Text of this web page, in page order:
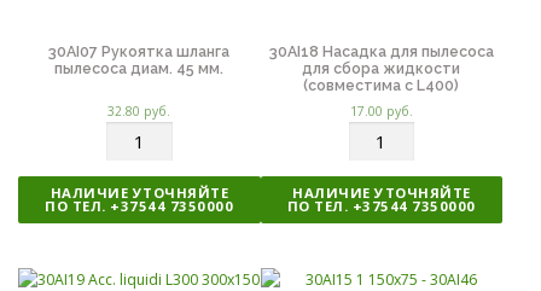
30AI07 Рукоятка шланга
пылесоса диам. 45 мм.
32.80 руб.
л
и
ч
с
НАЛИЧИЕ УТОЧНЯЙТЕ
ПО ТЕЛ. +37544 7350000
30AI18 Насадка для пылесоса
для сбора жидкости
(совместима с L400)
17.00 руб.
л
и
ч
с
НАЛИЧИЕ УТОЧНЯЙТЕ
ПО ТЕЛ. +37544 7350000